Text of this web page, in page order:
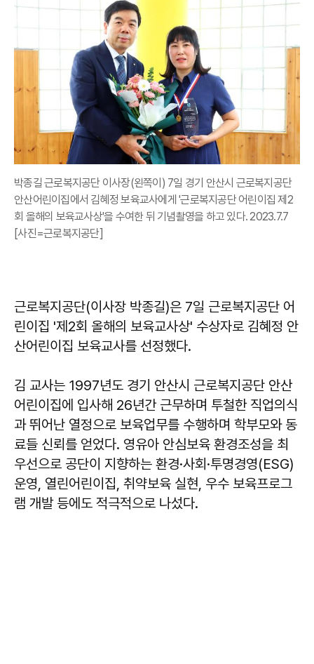
박종길 근로복지공단 이사장(왼쪽이) 7일 경기 안산시 근로복지공단
안산어린이집에서 김혜정 보육교사에게 '근로복지공단 어린이집 제2
회 올해의 보육교사상'을 수여한 뒤 기념촬영을 하고 있다. 2023.7.7
[사진=근로복지공단]
근로복지공단(이사장 박종길)은 7일 근로복지공단 어
린이집 '제2회 올해의 보육교사상' 수상자로 김혜정 안
산어린이집 보육교사를 선정했다.
김 교사는 1997년도 경기 안산시 근로복지공단 안산
어린이집에 입사해 26년간 근무하며 투철한 직업의식
과 뛰어난 열정으로 보육업무를 수행하며 학부모와 동
료들 신뢰를 얻었다. 영유아 안심보육 환경조성을 최
우선으로 공단이 지향하는 환경·사회·투명경영(ESG)
운영, 열린어린이집, 취약보육 실현, 우수 보육프로그
램 개발 등에도 적극적으로 나섰다.